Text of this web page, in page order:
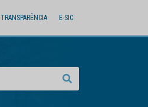
TRANSPARÊNCIA E-SIC